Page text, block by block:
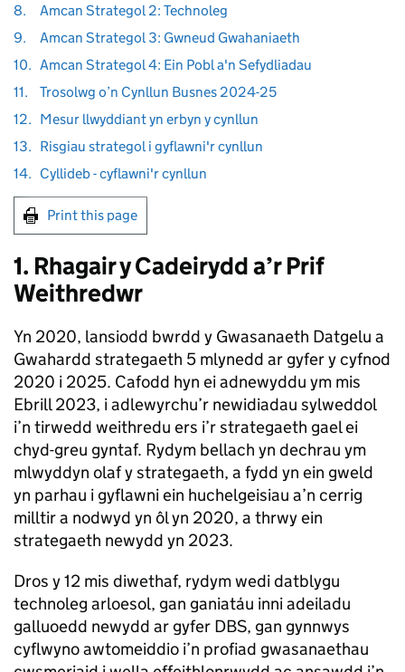
8.
Amcan Strategol 2: Technoleg
9.
Amcan Strategol 3: Gwneud Gwahaniaeth
10. Amcan Strategol 4: Ein Pobl a'n Sefydliadau
11.
Trosolwg o’n Cynllun Busnes 2024-25
12. Mesur llwyddiant yn erbyn y cynllun
13. Risgiau strategol i gyflawni'r cynllun
14. Cyllideb - cyflawni'r cynllun
Print this page
1. Rhagair y Cadeirydd a’r Prif
Weithredwr
Yn 2020, lansiodd bwrdd y Gwasanaeth Datgelu a
Gwahardd strategaeth 5 mlynedd ar gyfer y cyfnod
2020 i 2025. Cafodd hyn ei adnewyddu ym mis
Ebrill 2023, i adlewyrchu’r newidiadau sylweddol
i’n tirwedd weithredu ers i’r strategaeth gael ei
chyd-greu gyntaf. Rydym bellach yn dechrau ym
mlwyddyn olaf y strategaeth, a fydd yn ein gweld
yn parhau i gyflawni ein huchelgeisiau a’n cerrig
milltir a nodwyd yn ôl yn 2020, a thrwy ein
strategaeth newydd yn 2023.
Dros y 12 mis diwethaf, rydym wedi datblygu
technoleg arloesol, gan ganiatáu inni adeiladu
galluoedd newydd ar gyfer DBS, gan gynnwys
cyflwyno awtomeiddio i’n profiad gwasanaethau